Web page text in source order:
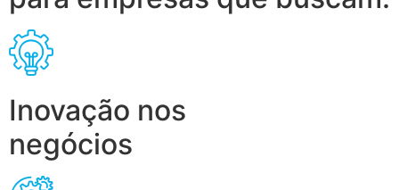
Inovação nos
negócios